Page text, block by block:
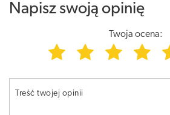
Napisz swoją opinię
Twoja ocena:
Treść twojej opinii